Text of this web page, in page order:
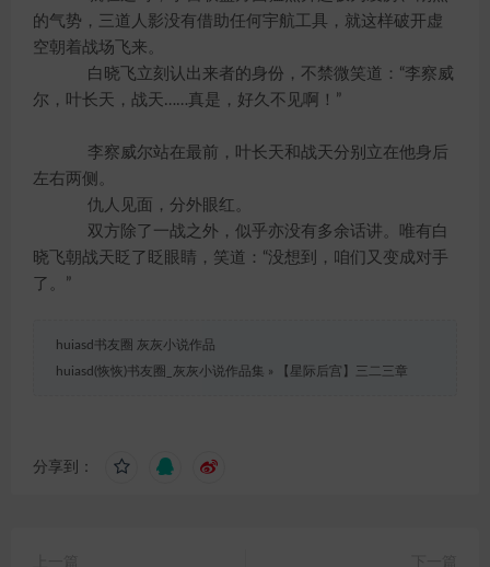
的气势，三道人影没有借助任何宇航工具，就这样破开虚
空朝着战场飞来。
白晓飞立刻认出来者的身份，不禁微笑道：“李察威
尔，叶长天，战天……真是，好久不见啊！”
李察威尔站在最前，叶长天和战天分别立在他身后
左右两侧。
仇人见面，分外眼红。
双方除了一战之外，似乎亦没有多余话讲。唯有白
晓飞朝战天眨了眨眼睛，笑道：“没想到，咱们又变成对手
了。”
huiasd书友圈 灰灰小说作品
huiasd(恢恢)书友圈_灰灰小说作品集 » 【星际后宫】三二三章
分享到：